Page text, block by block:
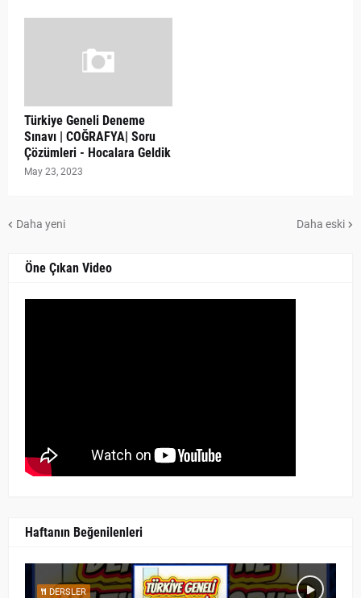
Türkiye Geneli Deneme
Sınavı | COĞRAFYA| Soru
Çözümleri - Hocalara Geldik
May 23, 2023
Daha yeni Daha eski
Öne Çıkan Video
Haftanın Beğenilenleri
DERSLER